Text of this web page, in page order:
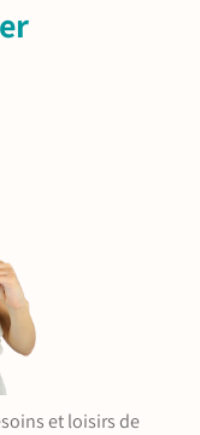
et loisirs de